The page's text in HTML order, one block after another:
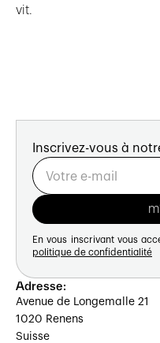
vit.
Inscrivez-vous à
En vous inscrivant vous
politique de confidentialité
Adresse:
Avenue de Longemalle 21
1020 Renens
Suisse